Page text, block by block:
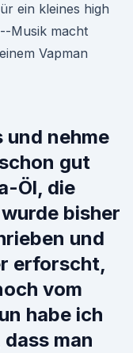
ein kleines high
Musik macht
Vapman
und nehme
gut
Öl, die
bisher
und
erforscht,
vom
habe ich
man